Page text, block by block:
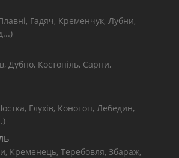
Гадяч, Кременчук, Лубни,
Дубно, Костопіль, Сарни,
Глухів, Конотоп, Лебедин,
Кременець, Теребовля, Збараж,